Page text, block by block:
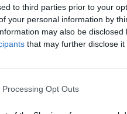
to third parties prior to your
your personal information by
may also be
that may further disclose it
Opt Outs
ως ιστορική
θα μειώσει την
οφέλη.